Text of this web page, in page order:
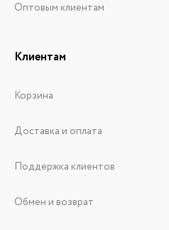
Оптовым клиентам
Клиентам
Корзина
Доставка и оплата
Поддержка клиентов
Обмен и возврат